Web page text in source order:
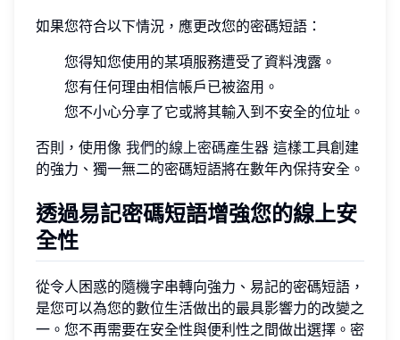
如果您符合以下情況，應更改您的密碼短語：
您得知您使用的某項服務遭受了資料洩露。
您有任何理由相信帳戶已被盜用。
您不小心分享了它或將其輸入到不安全的位址。
否則，使用像 我們的線上密碼產生器 這樣工具創建
的強力、獨一無二的密碼短語將在數年內保持安全。
透過易記密碼短語增強您的線上安
全性
從令人困惑的隨機字串轉向強力、易記的密碼短語，
是您可以為您的數位生活做出的最具影響力的改變之
一。您不再需要在安全性與便利性之間做出選擇。密